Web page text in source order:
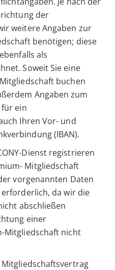
der
weitere Angaben zur
benötigen; diese
als
Soweit Sie eine
buchen
Angaben zum
ein
Ihren Vor- und
(IBAN).
Dienst registrieren
Mitgliedschaft
vorgenannten Daten
da wir die
abschließen
einer
Mitgliedschaft nicht